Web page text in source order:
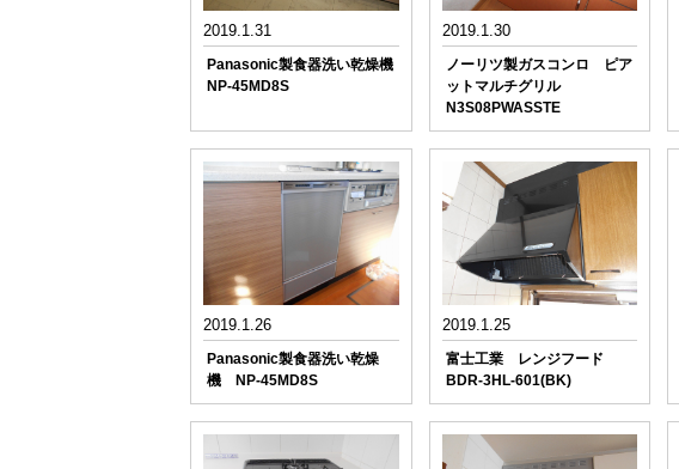
2019.1.31
Panasonic製食器洗い乾燥機
NP-45MD8S
2019.1.30
ノーリツ製ガスコンロ ピア
ットマルチグリル
N3S08PWASSTE
2019.1.26
Panasonic製食器洗い乾燥
機 NP-45MD8S
2019.1.25
富士工業 レンジフード
BDR-3HL-601(BK)